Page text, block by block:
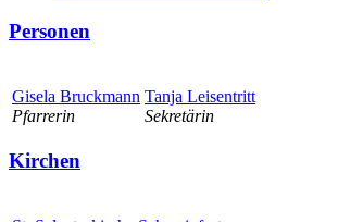
Personen
Gisela Bruckmann
Pfarrerin
Tanja Leisentritt
Sekretärin
Kirchen